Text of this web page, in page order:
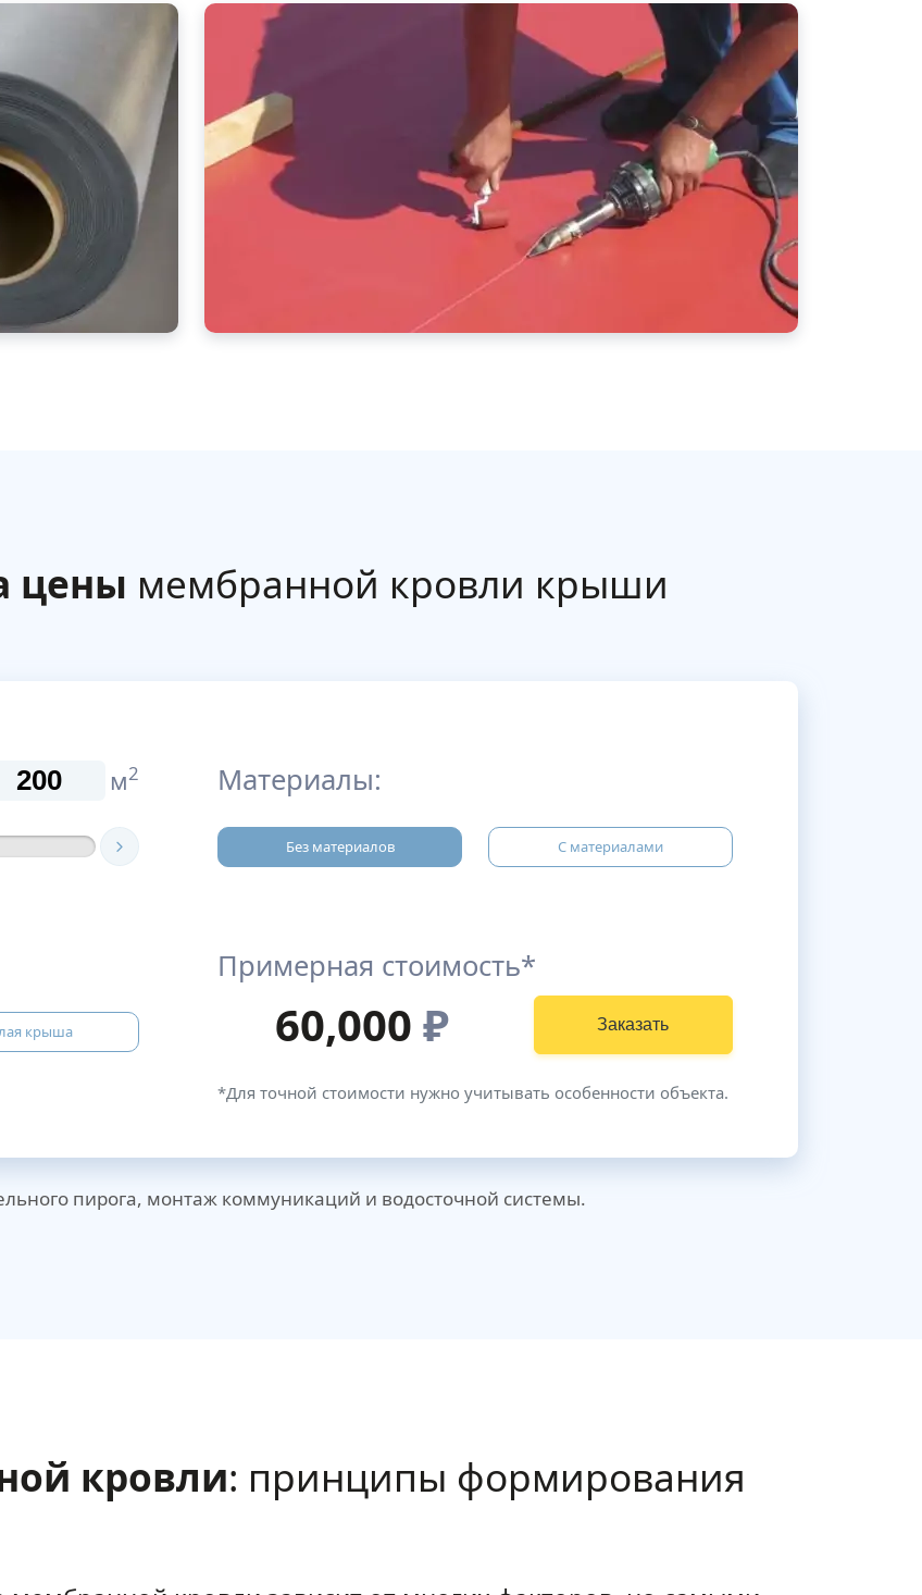
цены мембранной кровли крыши
м2
крыша
Материалы:
Без материалов С материалами
Примерная стоимость*
60,000 ₽ Заказать
*Для точной стоимости нужно учитывать особенности объекта.
пирога, монтаж коммуникаций и водосточной системы.
кровли: принципы формирования